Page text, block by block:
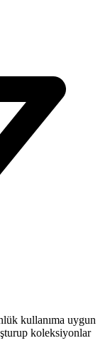
kullanıma uygun
koleksiyonlar